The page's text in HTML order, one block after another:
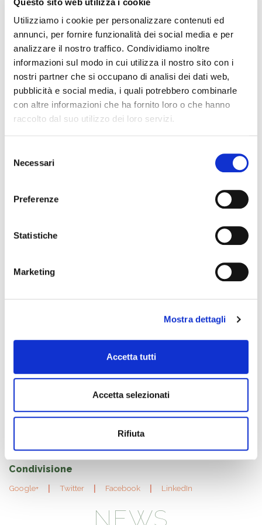
Utilizziamo i cookie per personalizzare contenuti ed
annunci, per fornire funzionalità dei social media e per
analizzare il nostro traffico. Condividiamo inoltre
informazioni sul modo in cui utilizza il nostro sito con i
nostri partner che si occupano di analisi dei dati web,
pubblicità e social media, i quali potrebbero combinarle
con altre informazioni che ha fornito loro o che hanno
raccolto dal suo utilizzo dei loro servizi.
delNecessari
Preferenze
Statistiche
Marketing
Mostra dettagli
Accetta tutti
Accetta selezionati
Rifiuta
ESCURSIONE "LA...
fine
EVENTI
9. Agosto 2026
DALL'ORTO ALL'ANTICA FARMACIA -
all'Antica Farmacia con i frati
9. Agosto 2026
GIARDINO IN MUSICA - Giardino
Botanico di Valbonella
Condivisione
Google+ Twitter Facebook LinkedIn
NEWS